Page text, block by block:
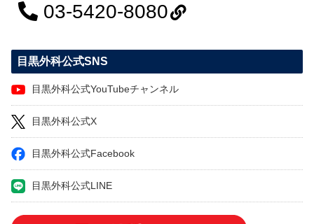
03-5420-8080
目黒外科公式SNS
目黒外科公式YouTubeチャンネル
目黒外科公式X
目黒外科公式Facebook
目黒外科公式LINE